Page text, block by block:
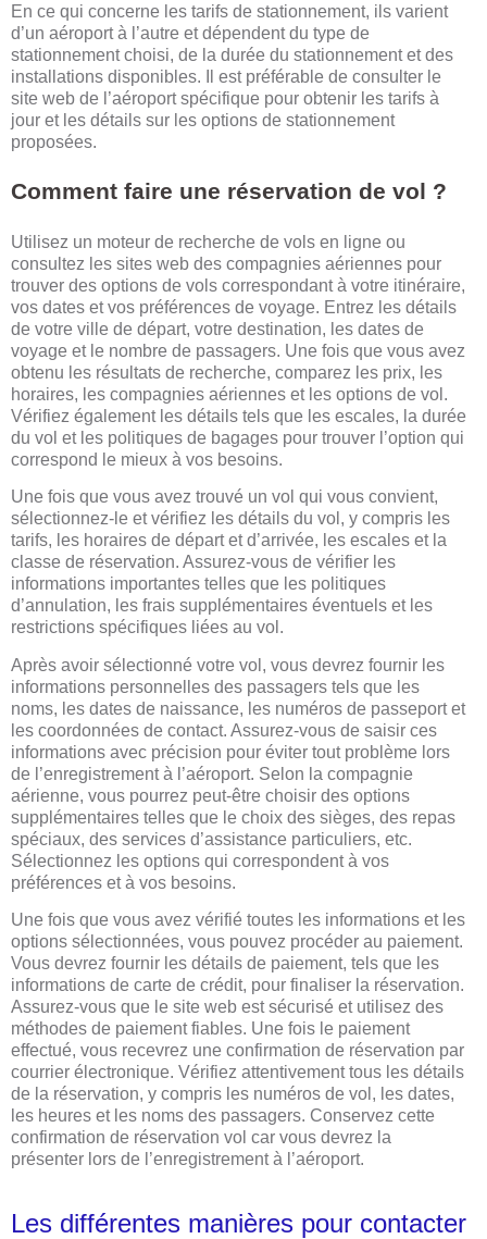
En ce qui concerne les tarifs de stationnement, ils varient
d’un aéroport à l’autre et dépendent du type de
stationnement choisi, de la durée du stationnement et des
installations disponibles. Il est préférable de consulter le
site web de l’aéroport spécifique pour obtenir les tarifs à
jour et les détails sur les options de stationnement
proposées.
Comment faire une réservation de vol ?
Utilisez un moteur de recherche de vols en ligne ou
consultez les sites web des compagnies aériennes pour
trouver des options de vols correspondant à votre itinéraire,
vos dates et vos préférences de voyage. Entrez les détails
de votre ville de départ, votre destination, les dates de
voyage et le nombre de passagers. Une fois que vous avez
obtenu les résultats de recherche, comparez les prix, les
horaires, les compagnies aériennes et les options de vol.
Vérifiez également les détails tels que les escales, la durée
du vol et les politiques de bagages pour trouver l’option qui
correspond le mieux à vos besoins.
Une fois que vous avez trouvé un vol qui vous convient,
sélectionnez-le et vérifiez les détails du vol, y compris les
tarifs, les horaires de départ et d’arrivée, les escales et la
classe de réservation. Assurez-vous de vérifier les
informations importantes telles que les politiques
d’annulation, les frais supplémentaires éventuels et les
restrictions spécifiques liées au vol.
Après avoir sélectionné votre vol, vous devrez fournir les
informations personnelles des passagers tels que les
noms, les dates de naissance, les numéros de passeport et
les coordonnées de contact. Assurez-vous de saisir ces
informations avec précision pour éviter tout problème lors
de l’enregistrement à l’aéroport. Selon la compagnie
aérienne, vous pourrez peut-être choisir des options
supplémentaires telles que le choix des sièges, des repas
spéciaux, des services d’assistance particuliers, etc.
Sélectionnez les options qui correspondent à vos
préférences et à vos besoins.
Une fois que vous avez vérifié toutes les informations et les
options sélectionnées, vous pouvez procéder au paiement.
Vous devrez fournir les détails de paiement, tels que les
informations de carte de crédit, pour finaliser la réservation.
Assurez-vous que le site web est sécurisé et utilisez des
méthodes de paiement fiables. Une fois le paiement
effectué, vous recevrez une confirmation de réservation par
courrier électronique. Vérifiez attentivement tous les détails
de la réservation, y compris les numéros de vol, les dates,
les heures et les noms des passagers. Conservez cette
confirmation de réservation vol car vous devrez la
présenter lors de l’enregistrement à l’aéroport.
Les différentes manières pour contacter